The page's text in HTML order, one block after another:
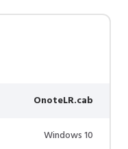
OnoteLR.cab
Windows 10